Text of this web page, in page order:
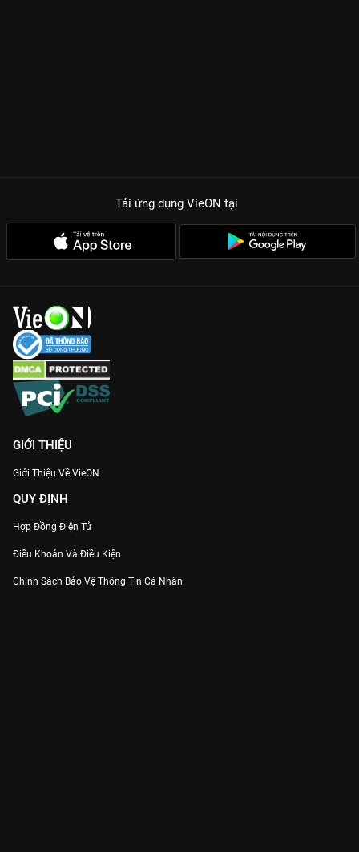
Tải ứng dụng VieON tại
GIỚI THIỆU
Giới Thiệu Về VieON
QUY ĐỊNH
Hợp Đồng Điện Tử
Điều Khoản Và Điều Kiện
Chính Sách Bảo Vệ Thông Tin Cá Nhân